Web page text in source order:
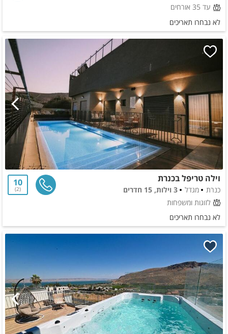
עד 35 אורחים
לא נבחרו תאריכים
וילה טריפל בכנרת
כנרת מגדל
3 וילות, 15 חדרים
לזוגות ומשפחות
10
2
לא נבחרו תאריכים